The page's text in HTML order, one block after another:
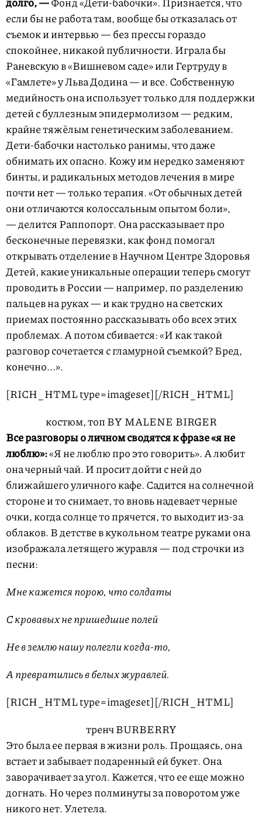
если бы не работа там, вообще бы отказалась от
съемок и интервью — без прессы гораздо
спокойнее, никакой публичности. Играла бы
Раневскую в «Вишневом саде» или Гертруду в
«Гамлете» у Льва Додина — и все. Собственную
медийность она использует только для поддержки
детей с буллезным эпидермолизом — редким,
крайне тяжёлым генетическим заболеванием.
Дети-бабочки настолько ранимы, что даже
обнимать их опасно. Кожу им нередко заменяют
бинты, и радикальных методов лечения в мире
почти нет — только терапия. «От обычных детей
они отличаются колоссальным опытом боли»,
— делится Раппопорт. Она рассказывает про
бесконечные перевязки, как фонд помогал
открывать отделение в Научном Центре Здоровья
Детей, какие уникальные операции теперь смогут
проводить в России — например, по разделению
пальцев на руках — и как трудно на светских
приемах постоянно рассказывать обо всех этих
проблемах. А потом сбивается: «И как такой
разговор сочетается с гламурной съемкой? Бред,
конечно...».
[RICH_HTML type=imageset][/RICH_HTML]
костюм, топ BY MALENE BIRGER
Все разговоры о личном сводятся к фразе «я не
люблю»:«Я не люблю про это говорить». А любит
она черный чай. И просит дойти с ней до
ближайшего уличного кафе. Садится на солнечной
стороне и то снимает, то вновь надевает черные
очки, когда солнце то прячется, то выходит из-за
облаков. В детстве в кукольном театре руками она
изображала летящего журавля — под строчки из
песни:
Мне кажется порою, что солдаты
С кровавых не пришедшие полей
Не в землю нашу полегли когда-то,
А превратились в белых журавлей.
[RICH_HTML type=imageset][/RICH_HTML]
тренч BURBERRY
Это была ее первая в жизни роль. Прощаясь, она
встает и забывает подаренный ей букет. Она
заворачивает за угол. Кажется, что ее еще можно
догнать. Но через полминуты за поворотом уже
никого нет. Улетела.